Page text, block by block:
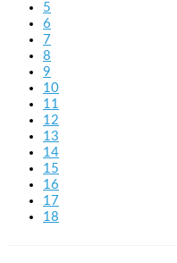
5
6
7
8
9
10
11
12
13
14
15
16
17
18